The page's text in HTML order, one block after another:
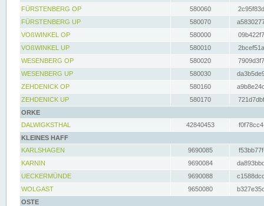
FÜRSTENBERG OP
580060
FÜRSTENBERG UP
580070
VOßWINKEL OP
580000
VOßWINKEL UP
580010
WESENBERG OP
580020
WESENBERG UP
580030
ZEHDENICK OP
580160
ZEHDENICK UP
580170
ORKE
DALWIGKSTHAL
42840453
KLEINES HAFF
KARLSHAGEN
9690085
KARNIN
9690084
UECKERMÜNDE
9690088
WOLGAST
9650080
OSTE